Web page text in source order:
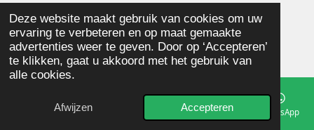
Deze website maakt gebruik van cookies om uw
ervaring te verbeteren en op maat gemaakte
advertenties weer te geven. Door op ‘Accepteren’
te klikken, gaat u akkoord met het gebruik van
alle cookies.
Afwijzen Accepteren
© 2025 - 2026 Memphis Houtbewerkingsmachines
Powered by JouwWeb
E-mailadres Telefoonnummer Kaart Facebook WhatsApp